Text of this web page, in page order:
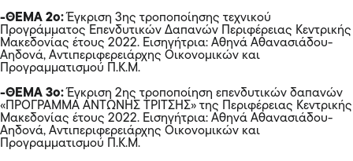
-ΘΕΜΑ 2ο:Έγκριση 3ης τροποποίησης τεχνικού
Προγράμματος Επενδυτικών Δαπανών Περιφέρειας Κεντρικής
Μακεδονίας έτους 2022. Εισηγήτρια: Αθηνά Αθανασιάδου-
Αηδονά, Αντιπεριφερειάρχης Οικονομικών και
Προγραμματισμού Π.Κ.Μ.
-ΘΕΜΑ 3ο:Έγκριση 2ης τροποποίηση επενδυτικών δαπανών
«ΠΡΟΓΡΑΜΜΑ ΑΝΤΩΝΗΣ ΤΡΙΤΣΗΣ» της Περιφέρειας Κεντρικής
Μακεδονίας έτους 2022. Εισηγήτρια: Αθηνά Αθανασιάδου-
Αηδονά, Αντιπεριφερειάρχης Οικονομικών και
Προγραμματισμού Π.Κ.Μ.